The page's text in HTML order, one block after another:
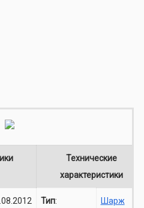
Технические
характеристики
Тип: Шарж